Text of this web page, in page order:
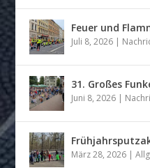
Feuer und
Juli 8, 2026 |
31. Großes
Juni 8, 2026 |
März 28, 2026 |